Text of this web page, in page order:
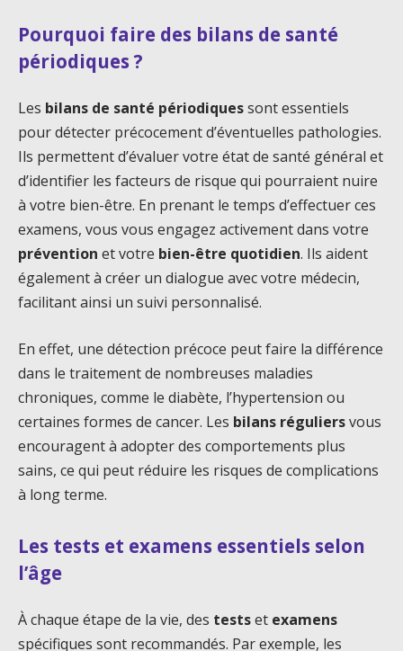
Pourquoi faire des bilans de santé
périodiques ?
Les bilans de santé périodiquessont essentiels
pour détecter précocement d’éventuelles pathologies.
Ils permettent d’évaluer votre état de santé général et
d’identifier les facteurs de risque qui pourraient nuire
à votre bien-être. En prenant le temps d’effectuer ces
examens, vous vous engagez activement dans votre
prévention et votre bien-être quotidien. Ils aident
également à créer un dialogue avec votre médecin,
facilitant ainsi un suivi personnalisé.
En effet, une détection précoce peut faire la différence
dans le traitement de nombreuses maladies
chroniques, comme le diabète, l’hypertension ou
certaines formes de cancer. Les bilans réguliersvous
encouragent à adopter des comportements plus
sains, ce qui peut réduire les risques de complications
à long terme.
Les tests et examens essentiels selon
l’âge
À chaque étape de la vie, des testset examens
spécifiques sont recommandés. Par exemple, les